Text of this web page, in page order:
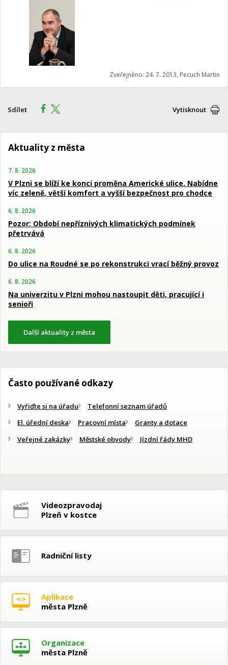
Zveřejněno: 24. 7. 2013, Pecuch Martin
Sdílet Vytisknout
Aktuality z města
7. 8. 2026
V Plzni se blíží ke konci proměna Americké ulice. Nabídne
víc zeleně, větší komfort a vyšší bezpečnost pro chodce
6. 8. 2026
Pozor: Období nepříznivých klimatických podmínek
přetrvává
6. 8. 2026
Do ulice na Roudné se po rekonstrukci vrací běžný provoz
6. 8. 2026
Na univerzitu v Plzni mohou nastoupit děti, pracující i
senioři
Další aktuality z města
Často používané odkazy
Vyřiďte si na úřadu
Telefonní seznam úřadů
El. úřední deska
Pracovní místa
Granty a dotace
Veřejné zakázky
Městské obvody Jízdní řády MHD
Videozpravodaj
Plzeň v kostce
Radniční listy
Aplikace
města Plzně
Organizace
města Plzně